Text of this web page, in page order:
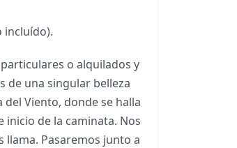
incluído).
o alquilados y
de una singular belleza
Viento, donde se halla
inicio de la caminata. Nos
llama. Pasaremos junto a